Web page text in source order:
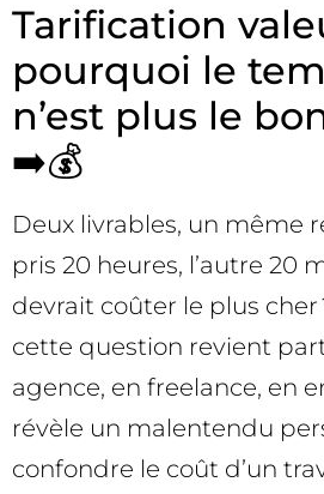
Tarification
pourquoi le
n’est plus le
➡️💰
Deux livrables, un même
pris 20 heures, l’autre 20
devrait coûter le plus cher
cette question revient
agence, en freelance, en
révèle un malentendu
confondre le coût d’un